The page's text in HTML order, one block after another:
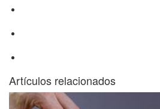
Artículos relacionados